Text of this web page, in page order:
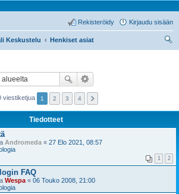
Kirjaudu sisään
Rekisteröidy
Keskustelu
Henkiset asiat
viestiketjua 1 2 3 4
Tiedotteet
Andromeda « 27 Elo 2021, 08:57
1 2
FAQ
Wespa « 06 Touko 2008, 21:00